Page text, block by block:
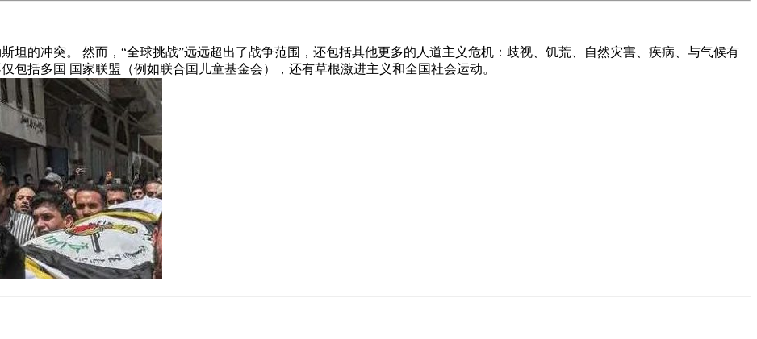
的冲突。 然而，“全球挑战”远远超出了战争范围，还包括其他更多的人道主义危机：歧视、饥荒、自然灾害、疾病、与气候有
包括多国 国家联盟（例如联合国儿童基金会），还有草根激进主义和全国社会运动。